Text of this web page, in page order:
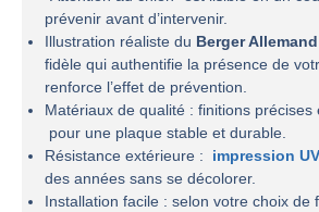
prévenir avant d’intervenir.
Illustration réaliste du Berger
fidèle qui authentifie la présence de
renforce l’effet de prévention.
Matériaux de qualité : finitions précises
pour une plaque stable et durable.
Résistance extérieure :
impression
des années sans se décolorer.
Installation facile : selon votre choix de